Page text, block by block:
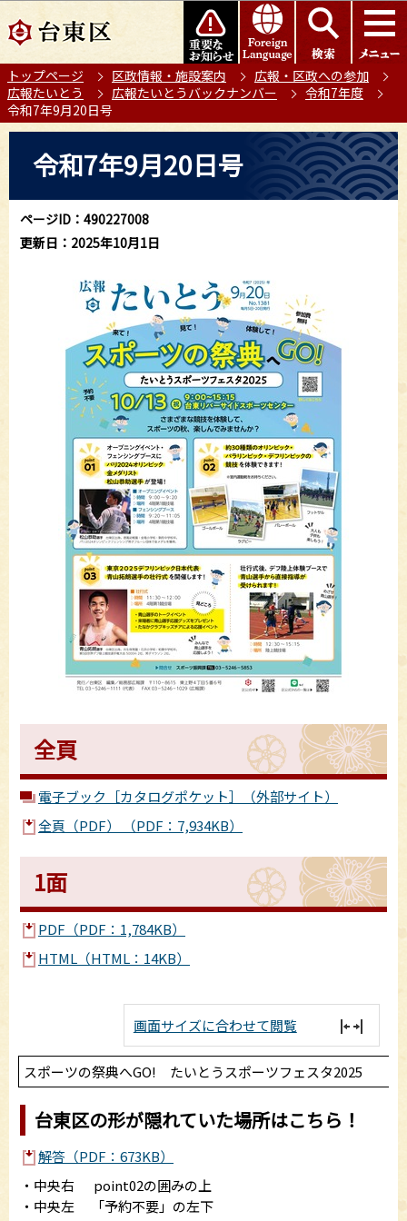
の
ー
ジ
の
このページの本文へ移動
トップページ 区政情報・施設案内
広報・区政への参加
広報たいとう
広報たいとうバックナンバー
令和7年度
令和7年9月20日号
か
令和7年9月20日号
ページID：490227008
更新日：2025年10月1日
全頁
電子ブック［カタログポケット］（外部サイト）
全頁（PDF） （PDF：7,934KB）
1面
PDF（PDF：1,784KB）
HTML（HTML：14KB）
画面サイズに合わせて閲覧
スポーツの祭典へGO! たいとうスポーツフェスタ2025
台東区の形が隠れていた場所はこちら！
解答（PDF：673KB）
・中央右 point02の囲みの上
・中央左 「予約不要」の左下